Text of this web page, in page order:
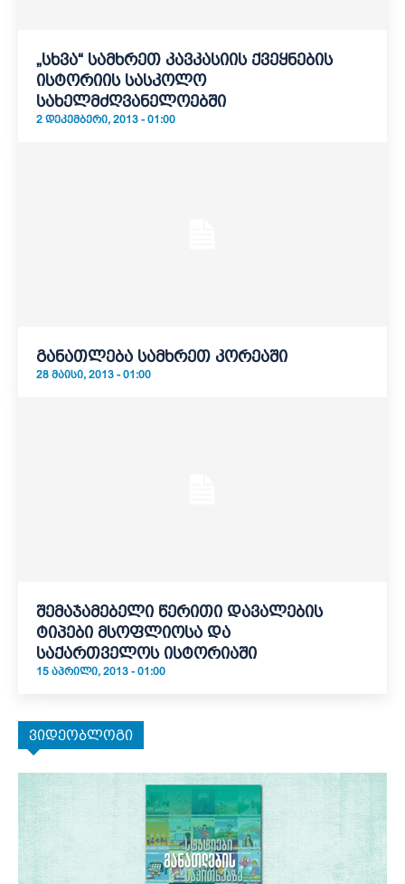
„სხვა“ სამხრეთ კავკასიის ქვეყნების
ისტორიის სასკოლო
სახელმძღვანელოებში
2 ᲓᲔᲙᲔᲛᲑᲔᲠᲘ, 2013 - 01:00
განათლება სამხრეთ კორეაში
28 ᲛᲐᲘᲡᲘ, 2013 - 01:00
შემაჯამებელი წერითი დავალების
ტიპები მსოფლიოსა და
საქართველოს ისტორიაში
15 ᲐᲞᲠᲘᲚᲘ, 2013 - 01:00
ვიდეობლოგი